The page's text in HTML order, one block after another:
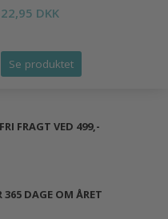
22,95 DKK
Se produktet
FRAGT VED 499,-
365 DAGE OM ÅRET